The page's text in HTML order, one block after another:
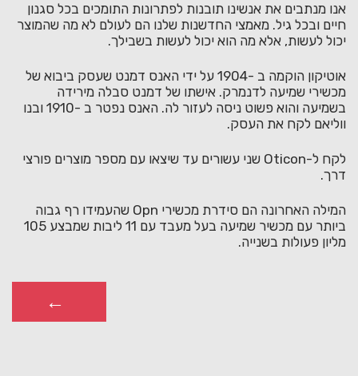
אנו מנתבים את אנשינו תובנות לפתרונות התומכים בכל סגנון
חיים ובכל גיל. מאמצי החדשנות שלנו הם לעולם לא מה שהמוצר
יכול לעשות, אלא מה הוא יכול לעשות בשבילך.
אוטיקון הוקמה ב -1904 על ידי האנס דמנט שעסק ביבוא של
מכשירי שמיעה לדנמרק. אישתו של דמנט סבלה מירידה
בשמיעה והוא פשוט ניסה לעזור לה. האנס נפטר ב -1910 ובנו
ווליאם לקח את העסק.
לקח ל-Oticon שני עשורים עד שיצאו עם מספר מוצרים פורצי
דרך.
המילה האחרונה הם סידרת מכשירי Opn שהעמידו רף גבוה
ביותר עם מכשיר שמיעה בעל מעבד עם 11 ליבות שמבצע 105
מליון פעולות בשנייה.